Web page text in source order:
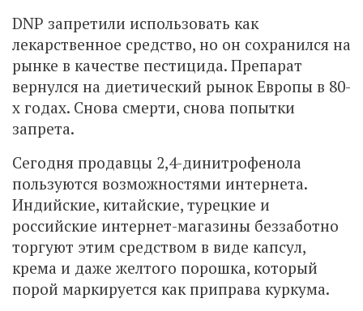
DNP запретили использовать как
лекарственное средство, но он сохранился на
рынке в качестве пестицида. Препарат
вернулся на диетический рынок Европы в 80-
х годах. Снова смерти, снова попытки
запрета.
Сегодня продавцы 2,4-динитрофенола
пользуются возможностями интернета.
Индийские, китайские, турецкие и
российские интернет-магазины беззаботно
торгуют этим средством в виде капсул,
крема и даже желтого порошка, который
порой маркируется как приправа куркума.